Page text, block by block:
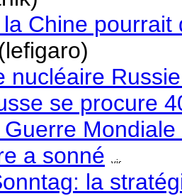
Chine
(lefigaro)
nucléaire
se procure
a sonné
la